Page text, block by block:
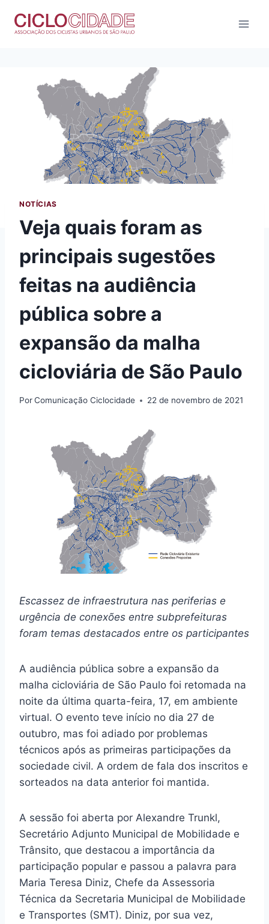
para
NOTÍCIAS
Veja quais foram as
principais sugestões
feitas na audiência
pública sobre a
expansão da malha
cicloviária de São Paulo
PorComunicação Ciclocidade 22 de novembro de 2021
Escassez de infraestrutura nas periferias e
urgência de conexões entre subprefeituras
foram temas destacados entre os participantes
A audiência pública sobre a expansão da
malha cicloviária de São Paulo foi retomada na
noite da última quarta-feira, 17, em ambiente
virtual. O evento teve início no dia 27 de
outubro, mas foi adiado por problemas
técnicos após as primeiras participações da
sociedade civil. A ordem de fala dos inscritos e
sorteados na data anterior foi mantida.
A sessão foi aberta por Alexandre Trunkl,
Secretário Adjunto Municipal de Mobilidade e
Trânsito, que destacou a importância da
participação popular e passou a palavra para
Maria Teresa Diniz, Chefe da Assessoria
Técnica da Secretaria Municipal de Mobilidade
e Transportes (SMT). Diniz, por sua vez,